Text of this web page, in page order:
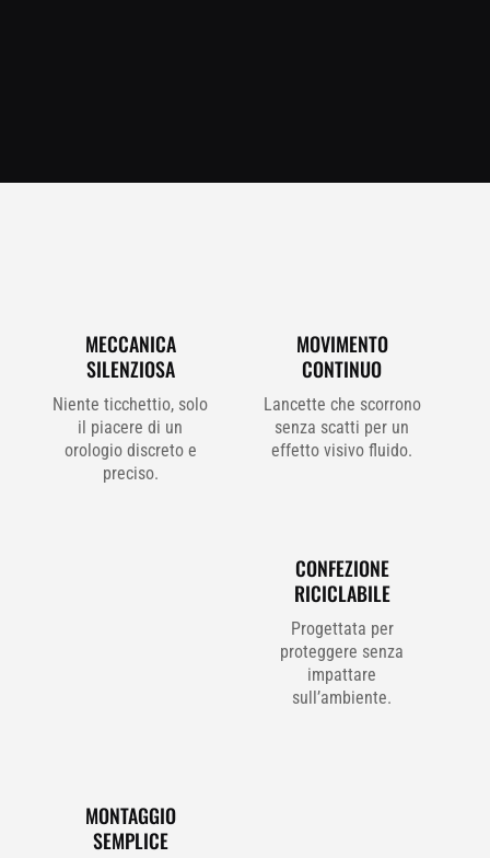
MECCANICA
SILENZIOSA
Niente ticchettio, solo
il piacere di un
orologio discreto e
preciso.
MOVIMENTO
CONTINUO
Lancette che scorrono
senza scatti per un
effetto visivo fluido.
CONFEZIONE
RICICLABILE
Progettata per
proteggere senza
impattare
sull’ambiente.
MONTAGGIO
SEMPLICE